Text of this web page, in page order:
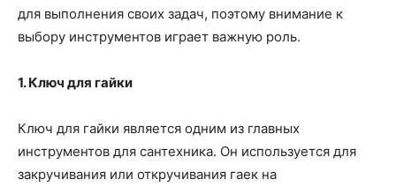
для выполнения своих задач, поэтому внимание к
выбору инструментов играет важную роль.
1. Ключ для гайки
Ключ для гайки является одним из главных
инструментов для сантехника. Он используется для
закручивания или откручивания гаек на